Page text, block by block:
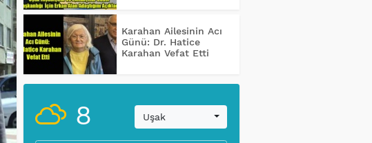
Karahan Ailesinin Acı
Günü: Dr. Hatice
Karahan Vefat Etti
8 Uşak